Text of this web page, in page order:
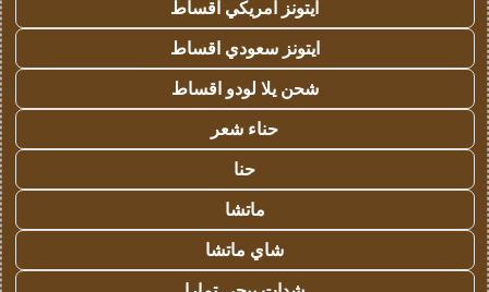
ايتونز امريكي اقساط
ايتونز سعودي اقساط
شحن يلا لودو اقساط
حناء شعر
حنا
ماتشا
شاي ماتشا